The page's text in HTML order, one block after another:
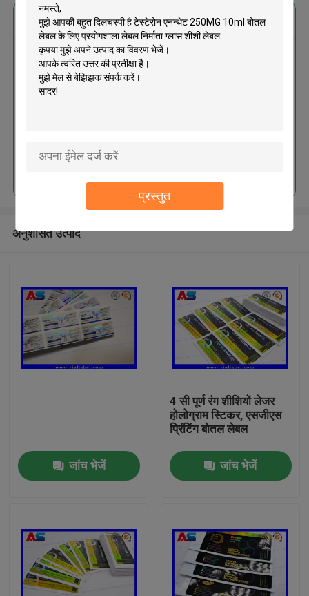
प्रस्तुत
उत्पादों
हमारे बारे में
सबसे उत्तम प्रतिदान प्राप्त करें
टेस्टेरोन एनन्थेट 250MG 10ml बोतल
लेबल के लिए प्रयोगशाला लेबल निर्माता
जारी रखें
अनुशंसित उत्पाद
जांच भेजें
4 सी पूर्ण रंग शीशियों लेजर
होलोग्राम स्टिकर, एसजीएस
प्रिंटिंग बोतल लेबल
जांच भेजें